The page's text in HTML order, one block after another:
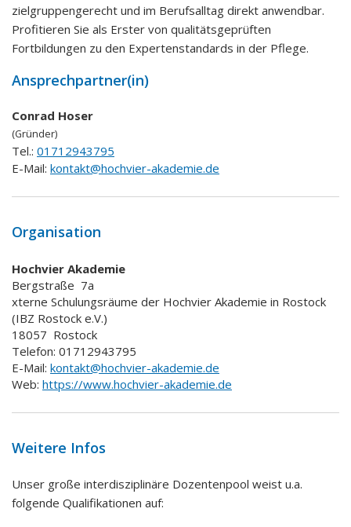
zielgruppengerecht und im Berufsalltag direkt anwendbar.
Profitieren Sie als Erster von qualitätsgeprüften
Fortbildungen zu den Expertenstandards in der Pflege.
Ansprechpartner(in)
Conrad Hoser
(Gründer)
Tel.: 01712943795
E-Mail: kontakt@hochvier-akademie.de
Organisation
Hochvier Akademie
Bergstraße 7a
xterne Schulungsräume der Hochvier Akademie in Rostock
(IBZ Rostock e.V.)
18057 Rostock
Telefon: 01712943795
E-Mail: kontakt@hochvier-akademie.de
Web: https://www.hochvier-akademie.de
Weitere Infos
Unser große interdisziplinäre Dozentenpool weist u.a.
folgende Qualifikationen auf: